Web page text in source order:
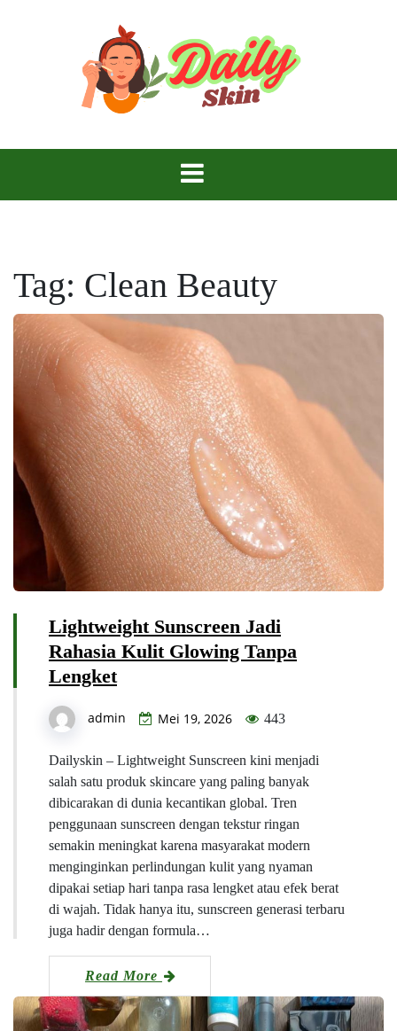
Daily Skin
Tag: Clean Beauty
Lightweight Sunscreen Jadi
Rahasia Kulit Glowing Tanpa
Lengket
admin Mei 19, 2026 443
Dailyskin – Lightweight Sunscreen kini menjadi
salah satu produk skincare yang paling banyak
dibicarakan di dunia kecantikan global. Tren
penggunaan sunscreen dengan tekstur ringan
semakin meningkat karena masyarakat modern
menginginkan perlindungan kulit yang nyaman
dipakai setiap hari tanpa rasa lengket atau efek berat
di wajah. Tidak hanya itu, sunscreen generasi terbaru
juga hadir dengan formula…
Read More